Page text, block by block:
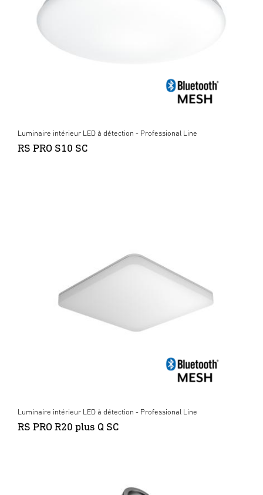
Luminaire intérieur LED à détection - Professional Line
RS PRO S10 SC
Luminaire intérieur LED à détection - Professional Line
RS PRO R20 plus Q SC